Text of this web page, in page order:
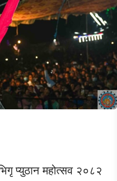
भिगृ प्युठान महोत्सव २०८२